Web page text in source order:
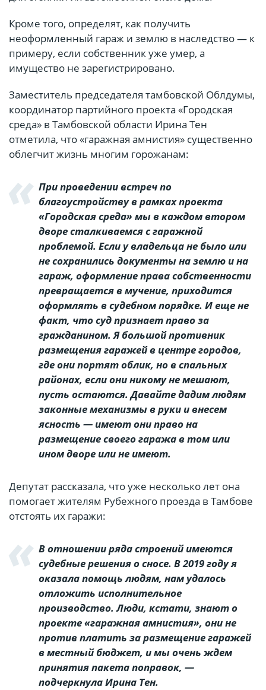
Кроме того, определят, как получить
неоформленный гараж и землю в наследство — к
примеру, если собственник уже умер, а
имущество не зарегистрировано.
Заместитель председателя тамбовской Облдумы,
координатор партийного проекта «Городская
среда» в Тамбовской области Ирина Тен
отметила, что «гаражная амнистия» существенно
облегчит жизнь многим горожанам:
При проведении встреч по
благоустройству в рамках проекта
«Городская среда» мы в каждом втором
дворе сталкиваемся с гаражной
проблемой. Если у владельца не было или
не сохранились документы на землю и на
гараж, оформление права собственности
превращается в мучение, приходится
оформлять в судебном порядке. И еще не
факт, что суд признает право за
гражданином. Я большой противник
размещения гаражей в центре городов,
где они портят облик, но в спальных
районах, если они никому не мешают,
пусть остаются. Давайте дадим людям
законные механизмы в руки и внесем
ясность — имеют они право на
размещение своего гаража в том или
ином дворе или не имеют.
Депутат рассказала, что уже несколько лет она
помогает жителям Рубежного проезда в Тамбове
отстоять их гаражи:
В отношении ряда строений имеются
судебные решения о сносе. В 2019 году я
оказала помощь людям, нам удалось
отложить исполнительное
производство. Люди, кстати, знают о
проекте «гаражная амнистия», они не
против платить за размещение гаражей
в местный бюджет, и мы очень ждем
принятия пакета поправок, —
подчеркнула Ирина Тен.